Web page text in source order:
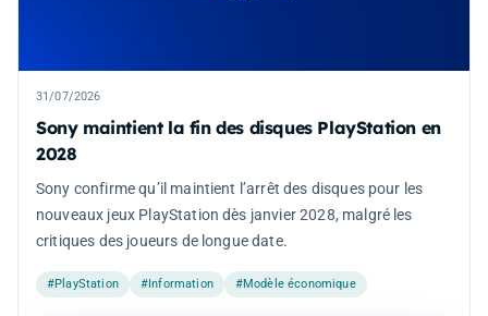
31/07/2026
Sony maintient la fin des disques PlayStation en
2028
Sony confirme qu’il maintient l’arrêt des disques pour les
nouveaux jeux PlayStation dès janvier 2028, malgré les
critiques des joueurs de longue date.
#PlayStation #Information #Modèle économique